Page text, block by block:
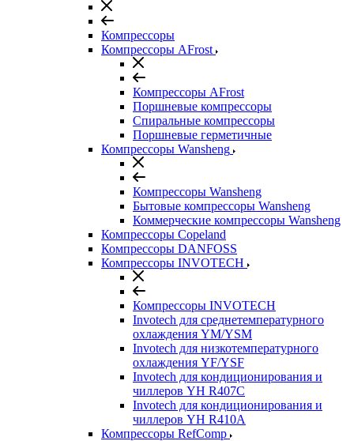
Компрессоры
Компрессоры AFrost
Компрессоры AFrost
Поршневые компрессоры
Спиральные компрессоры
Поршневые герметичные
Компрессоры Wansheng
Компрессоры Wansheng
Бытовые компрессоры Wansheng
Коммерческие компрессоры Wansheng
Компрессоры Copeland
Компрессоры DANFOSS
Компрессоры INVOTECH
Компрессоры INVOTECH
Invotech для среднетемпературного
охлаждения YM/YSM
Invotech для низкотемпературного
охлаждения YF/YSF
Invotech для кондиционирования и
чиллеров YH R407C
Invotech для кондиционирования и
чиллеров YH R410A
Компрессоры RefComp